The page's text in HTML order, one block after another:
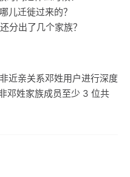
儿迁徙过来的？
分出了几个家族？
近亲关系邓姓用户进行深度
邓姓家族成员至少 3 位共